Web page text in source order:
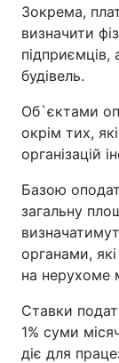
Зокрема,
визначити
будівель.
Об`єктами
окрім тих,
організацій
Базою
загальну
органами,
на нерухоме
Ставки
1% суми
діє для